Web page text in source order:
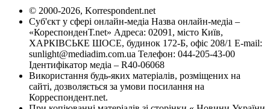
© 2000-2026, Korrespondent.net
Суб'єкт у сфері онлайн-медіа Назва онлайн-медіа –
«КореспонденТ.net» Адреса: 02091, місто Київ,
ХАРКІВСЬКЕ ШОСЕ, будинок 172-Б, офіс 208/1 E-mail:
sunlight@mediadim.com.ua Телефон: 044-205-43-00
Ідентифікатор медіа – R40-06068
Використання будь-яких матеріалів, розміщених на
сайті, дозволяється за умови посилання на
Корреспондент.net.